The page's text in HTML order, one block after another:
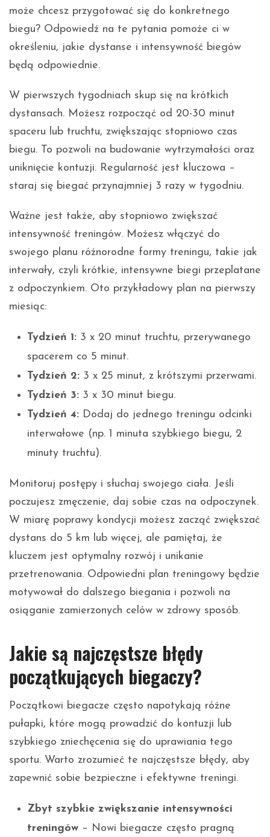
może chcesz przygotować się do konkretnego
biegu? Odpowiedź na te pytania pomoże ci w
określeniu, jakie dystanse i intensywność biegów
będą odpowiednie.
W pierwszych tygodniach skup się na krótkich
dystansach. Możesz rozpocząć od 20-30 minut
spaceru lub truchtu, zwiększając stopniowo czas
biegu. To pozwoli na budowanie wytrzymałości oraz
uniknięcie kontuzji. Regularność jest kluczowa –
staraj się biegać przynajmniej 3 razy w tygodniu.
Ważne jest także, aby stopniowo zwiększać
intensywność treningów. Możesz włączyć do
swojego planu różnorodne formy treningu, takie jak
interwały, czyli krótkie, intensywne biegi przeplatane
z odpoczynkiem. Oto przykładowy plan na pierwszy
miesiąc:
Tydzień 1: 3 x 20 minut truchtu, przerywanego
spacerem co 5 minut.
Tydzień 2: 3 x 25 minut, z krótszymi przerwami.
Tydzień 3: 3 x 30 minut biegu.
Tydzień 4: Dodaj do jednego treningu odcinki
interwałowe (np. 1 minuta szybkiego biegu, 2
minuty truchtu).
Monitoruj postępy i słuchaj swojego ciała. Jeśli
poczujesz zmęczenie, daj sobie czas na odpoczynek.
W miarę poprawy kondycji możesz zacząć zwiększać
dystans do 5 km lub więcej, ale pamiętaj, że
kluczem jest optymalny rozwój i unikanie
przetrenowania. Odpowiedni plan treningowy będzie
motywował do dalszego biegania i pozwoli na
osiąganie zamierzonych celów w zdrowy sposób.
Jakie są najczęstsze błędy
początkujących biegaczy?
Początkowi biegacze często napotykają różne
pułapki, które mogą prowadzić do kontuzji lub
szybkiego zniechęcenia się do uprawiania tego
sportu. Warto zrozumieć te najczęstsze błędy, aby
zapewnić sobie bezpieczne i efektywne treningi.
Zbyt szybkie zwiększanie intensywności
treningów – Nowi biegacze często pragną